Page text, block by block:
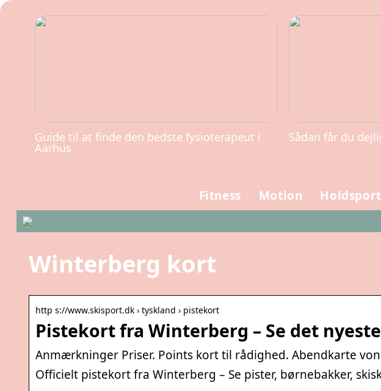
Guide til at finde den bedste fysioterapeut i
Aarhus
Sådan får du
Fitness Motion Holdsport
Winterberg kort
http s://www.skisport.dk › tyskland › pistekort
Pistekort fra Winterberg – Se det
Anmærkninger Priser. Points kort til rådighed. Abendkarte
Officielt pistekort fra Winterberg – Se pister, børnebakker,